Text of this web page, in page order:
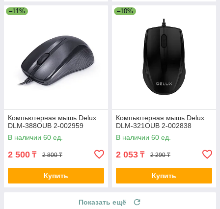
–11%
Компьютерная мышь Delux
DLM-388OUB 2-002959
В наличии 60 ед.
2 500 ₸ 2 800 ₸
Купить
–10%
Компьютерная мышь Delux
DLM-321OUB 2-002838
В наличии 60 ед.
2 053 ₸ 2 290 ₸
Купить
Показать ещё